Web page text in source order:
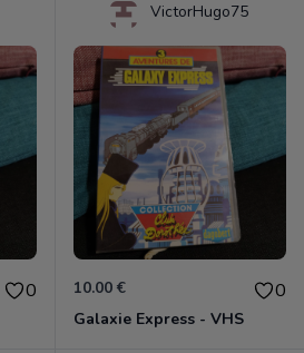
0
VictorHugo75
10.00 € 0
Galaxie Express - VHS